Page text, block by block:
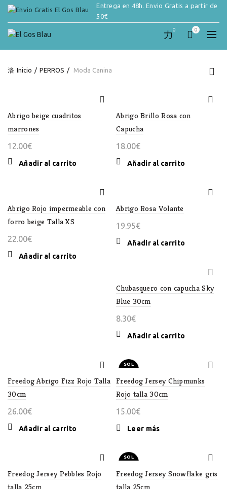
Entrega en 48h. Envio Gratis a partir de
50€
0 0
Inicio PERROS Moda Canina
Abrigo beige cuadritos
marrones
12.00€
Añadir al carrito
Abrigo Brillo Rosa con
Capucha
18.00€
Añadir al carrito
Abrigo Rojo impermeable con
forro beige Talla XS
22.00€
Añadir al carrito
Abrigo Rosa Volante
19.95€
Añadir al carrito
Chubasquero con capucha Sky
Blue 30cm
8.30€
Añadir al carrito
Freedog Abrigo Fizz Rojo Talla
30cm
26.00€
Añadir al carrito
SOL
D OU
Freedog Jersey Chipmunks
Rojo talla 30cm
15.00€
Leer más
Freedog Jersey Pebbles Rojo
talla 25cm
SOL
D OU
Freedog Jersey Snowflake gris
talla 25cm